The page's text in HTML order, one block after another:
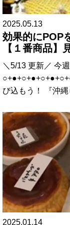
2025.05.13
効果的にPOP
【１番商品】
＼5/13 更新／ 今
び込もう！ 『沖
2025.01.14